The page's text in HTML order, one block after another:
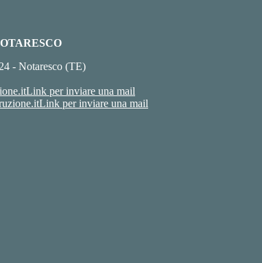
- Notaresco (TE)
Link per inviare una mail
Link per inviare una mail